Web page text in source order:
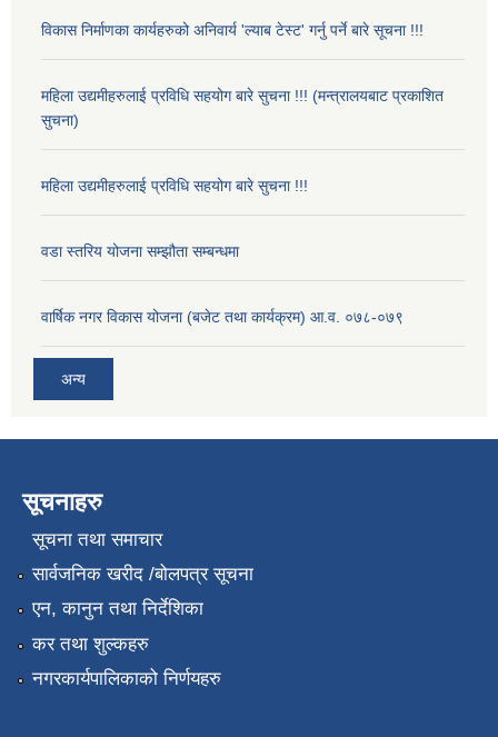
विकास निर्माणका कार्यहरुको अनिवार्य 'ल्याब टेस्ट' गर्नु पर्ने बारे सूचना !!!
महिला उद्यमीहरुलाई प्रविधि सहयोग बारे सुचना !!! (मन्त्रालयबाट प्रकाशित
सुचना)
महिला उद्यमीहरुलाई प्रविधि सहयोग बारे सुचना !!!
वडा स्तरिय योजना सम्झौता सम्बन्धमा
वार्षिक नगर विकास योजना (बजेट तथा कार्यक्रम) आ.व. ०७८-०७९
अन्य
सूचनाहरु
सूचना तथा समाचार
सार्वजनिक खरीद /बोलपत्र सूचना
एन, कानुन तथा निर्देशिका
कर तथा शुल्कहरु
नगरकार्यपालिकाको निर्णयहरु